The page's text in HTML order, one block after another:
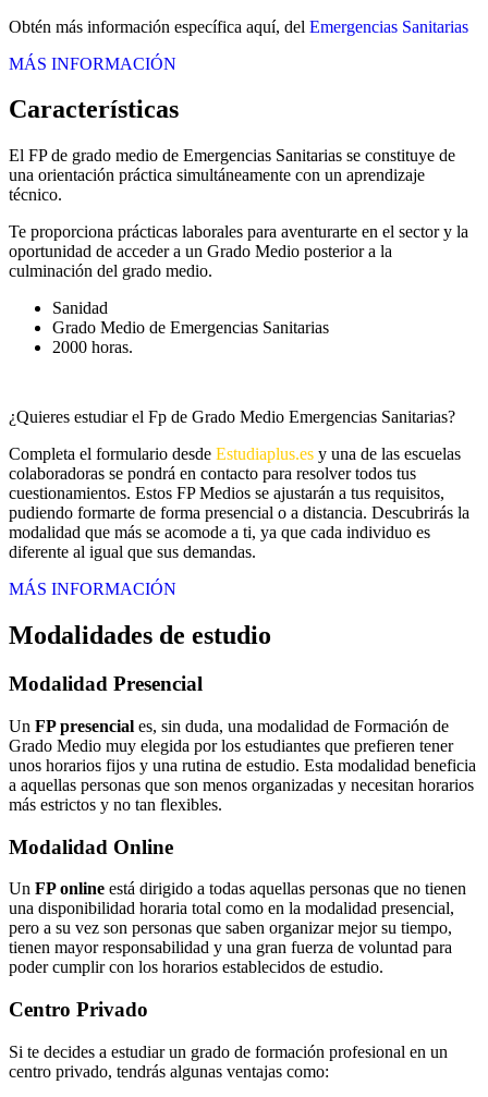
Obtén más información específica aquí, del Emergencias Sanitarias
MÁS INFORMACIÓN
Características
El FP de grado medio de Emergencias Sanitarias se constituye de
una orientación práctica simultáneamente con un aprendizaje
técnico.
Te proporciona prácticas laborales para aventurarte en el sector y la
oportunidad de acceder a un Grado Medio posterior a la
culminación del grado medio.
Sanidad
Grado Medio de Emergencias Sanitarias
2000 horas.
¿Quieres estudiar el Fp de Grado Medio Emergencias Sanitarias?
Completa el formulario desde Estudiaplus.es y una de las escuelas
colaboradoras se pondrá en contacto para resolver todos tus
cuestionamientos. Estos FP Medios se ajustarán a tus requisitos,
pudiendo formarte de forma presencial o a distancia. Descubrirás la
modalidad que más se acomode a ti, ya que cada individuo es
diferente al igual que sus demandas.
MÁS INFORMACIÓN
Modalidades de estudio
Modalidad Presencial
Un FP presencial es, sin duda, una modalidad de Formación de
Grado Medio muy elegida por los estudiantes que prefieren tener
unos horarios fijos y una rutina de estudio. Esta modalidad beneficia
a aquellas personas que son menos organizadas y necesitan horarios
más estrictos y no tan flexibles.
Modalidad Online
Un FP online está dirigido a todas aquellas personas que no tienen
una disponibilidad horaria total como en la modalidad presencial,
pero a su vez son personas que saben organizar mejor su tiempo,
tienen mayor responsabilidad y una gran fuerza de voluntad para
poder cumplir con los horarios establecidos de estudio.
Centro Privado
Si te decides a estudiar un grado de formación profesional en un
centro privado, tendrás algunas ventajas como: